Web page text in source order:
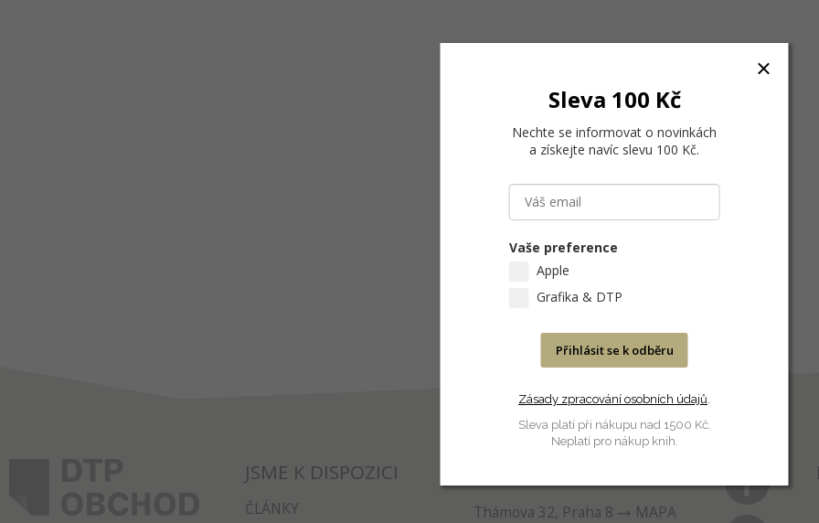
JSME K DISPOZICI
ČLÁNKY Thámova 32, Praha 8
MAPA
Sleva 100 Kč
Nechte se informovat o novinkách
a získejte navíc slevu 100 Kč.
Vaše preference
Apple
Grafika & DTP
Přihlásit se k odběru
Zásady zpracování osobních údajů.
Sleva platí při nákupu nad 1500 Kč.
Neplatí pro nákup knih.